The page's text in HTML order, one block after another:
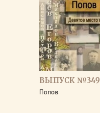
ВЫПУСК №349
Попов